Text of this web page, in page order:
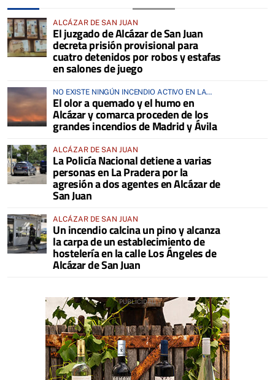
ALCÁZAR DE SAN JUAN
El juzgado de Alcázar de San Juan
decreta prisión provisional para
cuatro detenidos por robos y estafas
en salones de juego
NO EXISTE NINGÚN INCENDIO ACTIVO EN LA
COMARCA
El olor a quemado y el humo en
Alcázar y comarca proceden de los
grandes incendios de Madrid y Ávila
ALCÁZAR DE SAN JUAN
La Policía Nacional detiene a varias
personas en La Pradera por la
agresión a dos agentes en Alcázar de
San Juan
ALCÁZAR DE SAN JUAN
Un incendio calcina un pino y alcanza
la carpa de un establecimiento de
hostelería en la calle Los Ángeles de
Alcázar de San Juan